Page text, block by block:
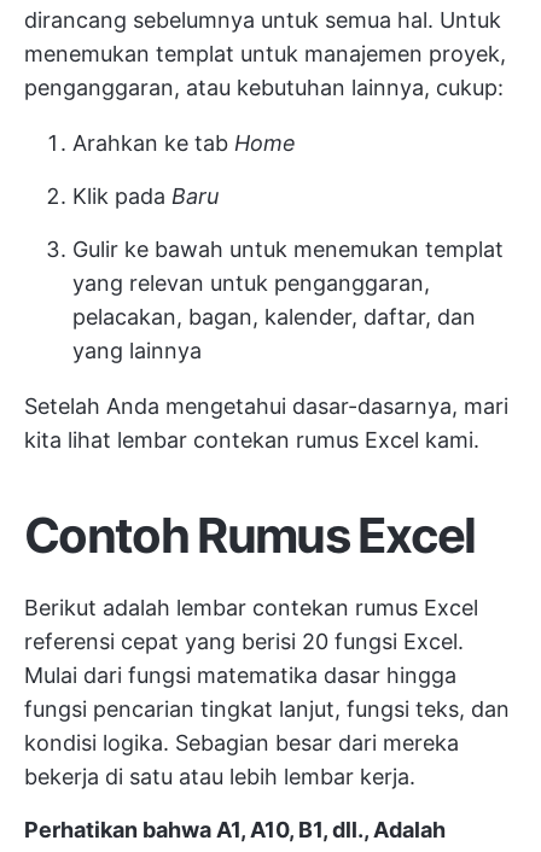
dirancang sebelumnya untuk semua hal. Untuk
menemukan templat untuk manajemen proyek,
penganggaran, atau kebutuhan lainnya, cukup:
Arahkan ke tab Home
Klik pada Baru
Gulir ke bawah untuk menemukan templat
yang relevan untuk penganggaran,
pelacakan, bagan, kalender, daftar, dan
yang lainnya
Setelah Anda mengetahui dasar-dasarnya, mari
kita lihat lembar contekan rumus Excel kami.
Contoh Rumus Excel
Berikut adalah lembar contekan rumus Excel
referensi cepat yang berisi 20 fungsi Excel.
Mulai dari fungsi matematika dasar hingga
fungsi pencarian tingkat lanjut, fungsi teks, dan
kondisi logika. Sebagian besar dari mereka
bekerja di satu atau lebih lembar kerja.
Perhatikan bahwa A1, A10, B1, dll., Adalah